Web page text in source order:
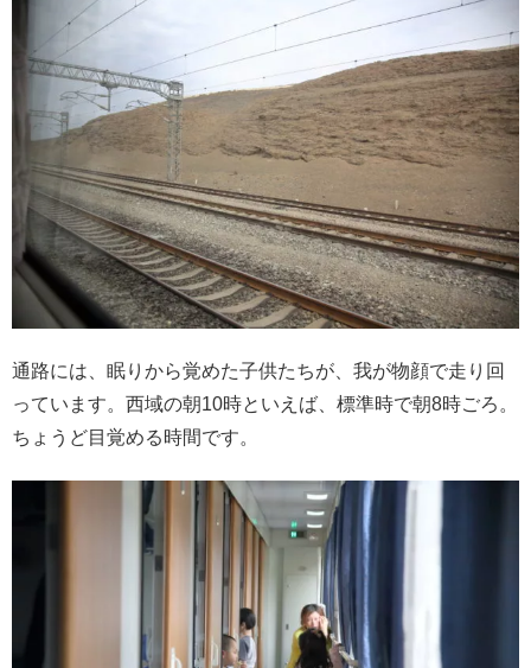
通路には、眠りから覚めた子供たちが、我が物顔で走り回
っています。西域の朝10時といえば、標準時で朝8時ごろ。
ちょうど目覚める時間です。